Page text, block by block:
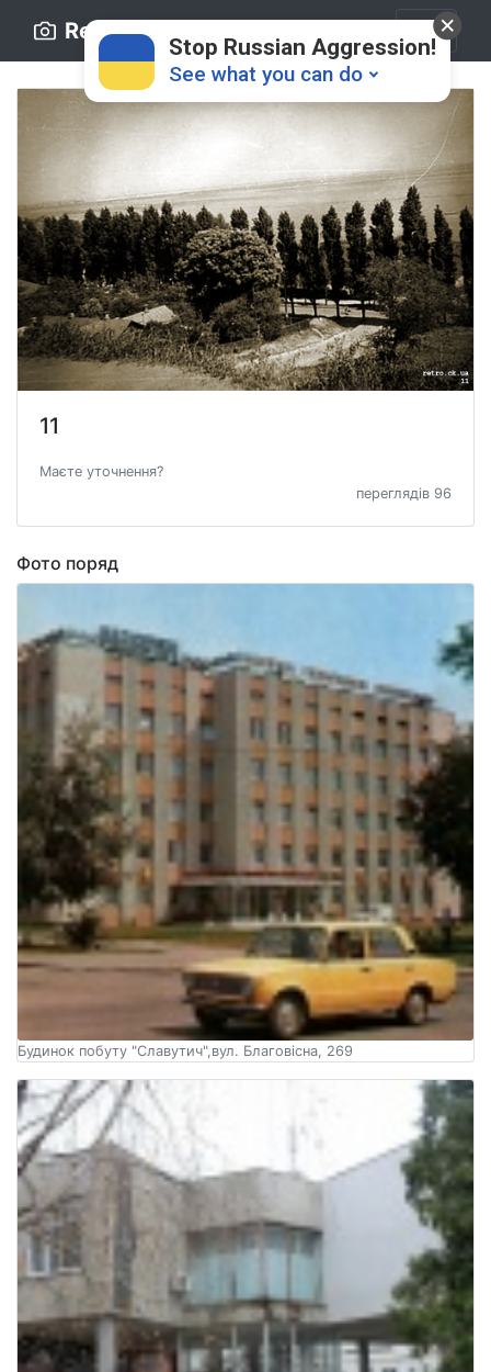
Retro.ck.ua
11
Маєте уточнення?
переглядів 96
Фото поряд
Будинок побуту "Славутич",вул. Благовісна, 269
Stop Russian Aggression!
See what you can do
Donate 💸
Support Ukraine ❤